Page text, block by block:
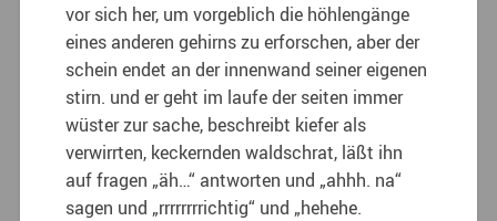
vor sich her, um vorgeblich die höhlengänge
eines anderen gehirns zu erforschen, aber der
schein endet an der innenwand seiner eigenen
stirn. und er geht im laufe der seiten immer
wüster zur sache, beschreibt kiefer als
verwirrten, keckernden waldschrat, läßt ihn
auf fragen „äh…“ antworten und „ahhh. na“
sagen und „rrrrrrrrichtig“ und „hehehe.